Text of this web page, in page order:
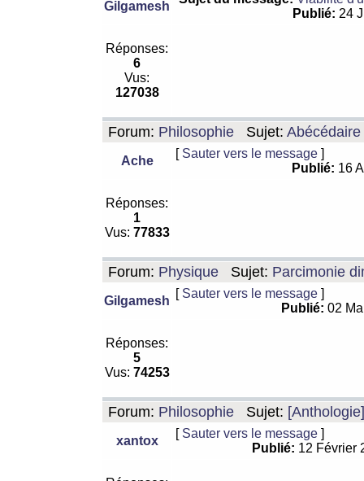
Gilgamesh
Publié: 24
Réponses:
6
Vus:
127038
Forum: Philosophie Sujet: Abécédaire
Ache
[ Sauter vers le message ]
Publié: 16
Réponses:
1
Vus: 77833
Forum: Physique Sujet: Parcimonie
Gilgamesh
[ Sauter vers le message ]
Publié: 02
Réponses:
5
Vus: 74253
Forum: Philosophie Sujet:
xantox
[ Sauter vers le message ]
Publié: 12 Février